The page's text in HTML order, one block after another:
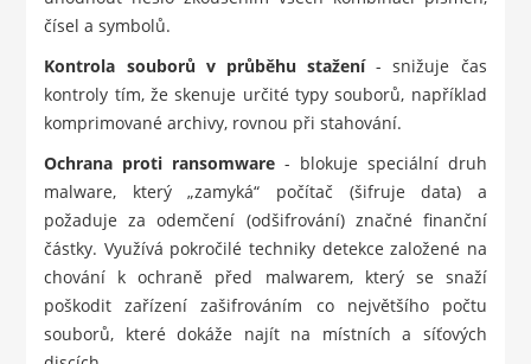
čísel a symbolů.
Kontrola souborů v průběhu stažení- snižuje čas
kontroly tím, že skenuje určité typy souborů, například
komprimované archivy, rovnou při stahování.
Ochrana proti ransomware - blokuje speciální druh
malware, který „zamyká“ počítač (šifruje data) a
požaduje za odemčení (odšifrování) značné finanční
částky. Využívá pokročilé techniky detekce založené na
chování k ochraně před malwarem, který se snaží
poškodit zařízení zašifrováním co největšího počtu
souborů, které dokáže najít na místních a síťových